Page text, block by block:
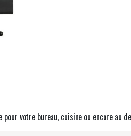
votre bureau, cuisine ou encore au